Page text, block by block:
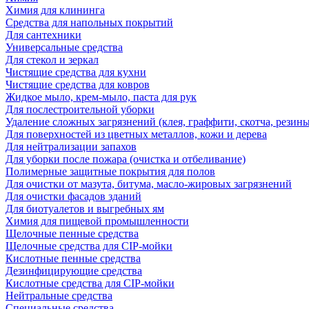
Химия для клининга
Средства для напольных покрытий
Для сантехники
Универсальные средства
Для стекол и зеркал
Чистящие средства для кухни
Чистящие средства для ковров
Жидкое мыло, крем-мыло, паста для рук
Для послестроительной уборки
Удаление сложных загрязнений (клея, граффити, скотча,
Для поверхностей из цветных металлов, кожи и дерева
Для нейтрализации запахов
Для уборки после пожара (очистка и отбеливание)
Полимерные защитные покрытия для полов
Для очистки от мазута, битума, масло-жировых загрязнений
Для очистки фасадов зданий
Для биотуалетов и выгребных ям
Химия для пищевой промышленности
Щелочные пенные средства
Щелочные средства для CIP-мойки
Кислотные пенные средства
Дезинфицирующие средства
Кислотные средства для CIP-мойки
Нейтральные средства